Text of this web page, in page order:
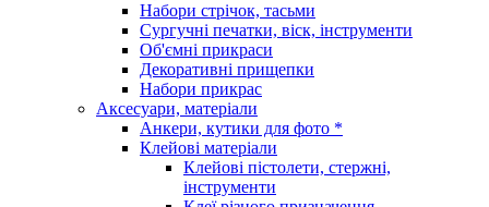
Набори стрічок, тасьми
Сургучні печатки, віск, інструменти
Об'ємні прикраси
Декоративні прищепки
Набори прикрас
Аксесуари, матеріали
Анкери, кутики для фото *
Клейові матеріали
Клейові пістолети, стержні,
інструменти